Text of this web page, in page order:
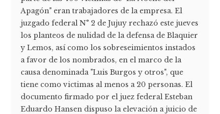
Apagón" eran trabajadores de la empresa. El
juzgado federal N° 2 de Jujuy rechazó este jueves
los planteos de nulidad de la defensa de Blaquier
y Lemos, así como los sobreseimientos instados
a favor de los nombrados, en el marco de la
causa denominada "Luis Burgos y otros", que
tiene como victimas al menos a 20 personas. El
documento firmado por el juez federal Esteban
Eduardo Hansen dispuso la elevación a juicio de